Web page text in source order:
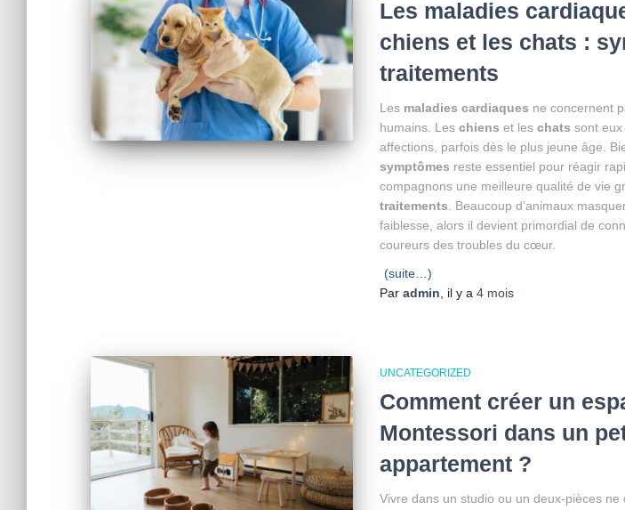
Les maladies
chiens et les chats :
traitements
Les maladies cardiaques ne concernent
humains. Les chiens et les chats sont
affections, parfois dès le plus jeune âge.
symptômes reste essentiel pour réagir
compagnons une meilleure qualité de vie
traitements . Beaucoup d’animaux
faiblesse, alors il devient primordial de
coureurs des troubles du cœur.
(suite…)
Par admin , il y a 4 mois
UNCATEGORIZED
Comment créer un
Montessori dans un
appartement ?
Vivre dans un studio ou un deux-pièces ne